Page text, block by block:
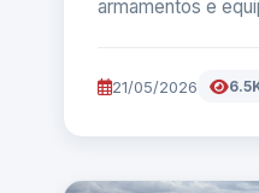
armamentos e
21/05/2026